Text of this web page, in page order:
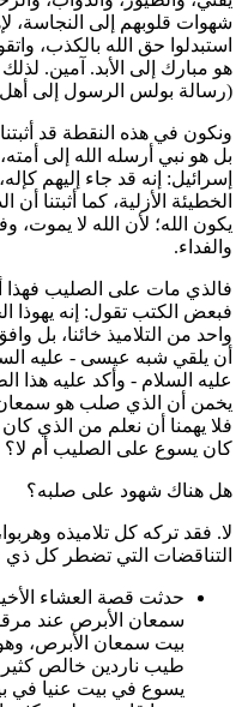
قلوبهم إلى النجاسة،
حق الله بالكذب،
مبارك إلى الأبد. آمين. لذلك
بولس الرسول إلى أهل رومية 1:
في هذه النقطة قد
هو نبي أرسله الله إلى أمته،
إنه قد جاء إليهم
الأزلية، كما أثبتنا أن
الله؛ لأن الله لا يموت،
مات على الصليب فهذا
الكتب تقول: إنه يهوذا
من التلاميذ خائنا، بل
يلقي شبه عيسى - عليه
السلام - وأكد عليه هذا
أن الذي صلب هو سمعان
يهمنا أن نعلم من الذي
يسوع على الصليب أم لا؟
هناك شهود على صلبه؟
فقد تركه كل تلاميذه
التي تضطر كل ذي
حدثت قصة العشاء
سمعان الأبرص عند
بيت سمعان الأبرص، وهو
يسوع في بيت عنيا في